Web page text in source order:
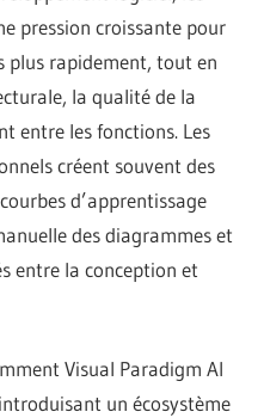
pression croissante pour
plus rapidement, tout en
la qualité de la
entre les fonctions. Les
créent souvent des
d’apprentissage
des diagrammes et
entre la conception et
Visual Paradigm AI
un écosystème